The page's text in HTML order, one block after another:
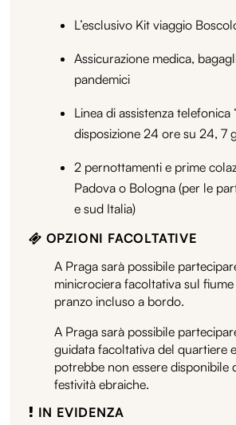
L’esclusivo Kit viaggio
Assicurazione medica,
pandemici
Linea di assistenza telefonica
disposizione 24 ore su 24, 7
2 pernottamenti e prime
Padova o Bologna (per le
e sud Italia)
OPZIONI FACOLTATIVE
A Praga sarà possibile
minicrociera facoltativa sul
pranzo incluso a bordo.
A Praga sarà possibile
guidata facoltativa del quartiere
potrebbe non essere disponibile
festività ebraiche.
IN EVIDENZA